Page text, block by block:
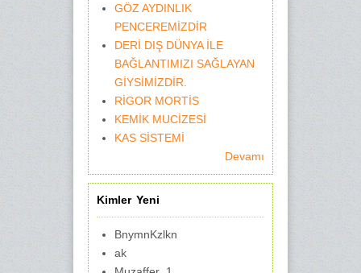
GÖZ AYDINLIK
PENCEREMİZDİR
DERİ DIŞ DÜNYA İLE
BAĞLANTIMIZI SAĞLAYAN
GİYSİMİZDİR.
RİGOR MORTİS
KEMİK MUCİZESİ
KAS SİSTEMİ
Devamı
Kimler Yeni
BnymnKzlkn
ak